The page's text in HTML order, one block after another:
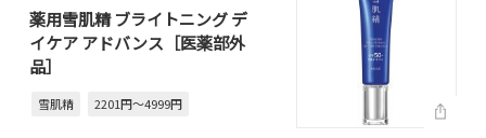
薬用雪肌精 ブライトニング デ
イケア アドバンス［医薬部外
品］
雪肌精 2201円～4999円